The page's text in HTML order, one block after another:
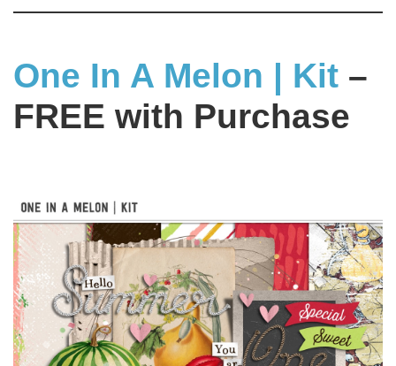
One In A Melon | Kit –
FREE with Purchase